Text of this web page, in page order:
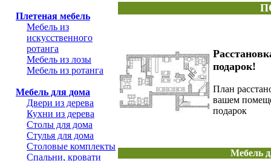
Плетеная мебель
Мебель из
искусственного
ротанга
Мебель из лозы
Мебель из ротанга
Мебель для дома
Двери из дерева
Кухни из дерева
Столы для дома
Стулья для дома
Столовые комплекты
Спальни, кровати
подарок!
План
вашем
подарок
Мебель